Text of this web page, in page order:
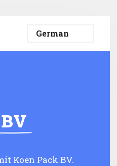
Koen Pack BV.